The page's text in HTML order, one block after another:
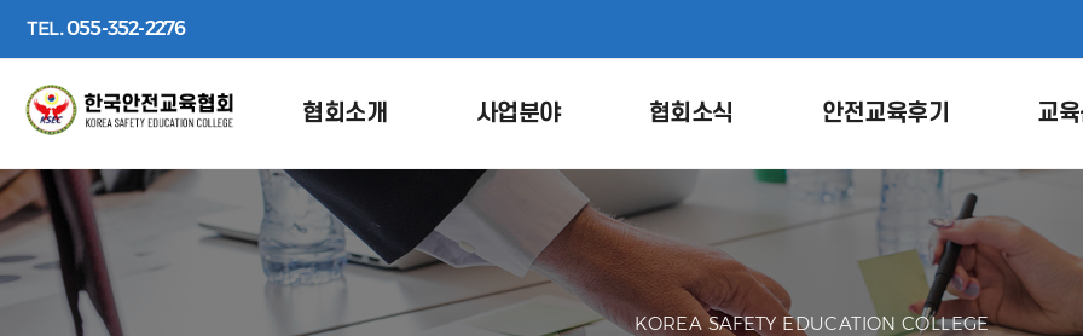
TEL.055-352-2276
협회소개 사업분야 협회소식 안전교육후기 교
KOREA SAFETY EDUCATION COLLEGE